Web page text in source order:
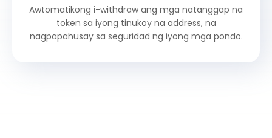
Awtomatikong i-withdraw ang mga natanggap na
token sa iyong tinukoy na address, na
nagpapahusay sa seguridad ng iyong mga pondo.